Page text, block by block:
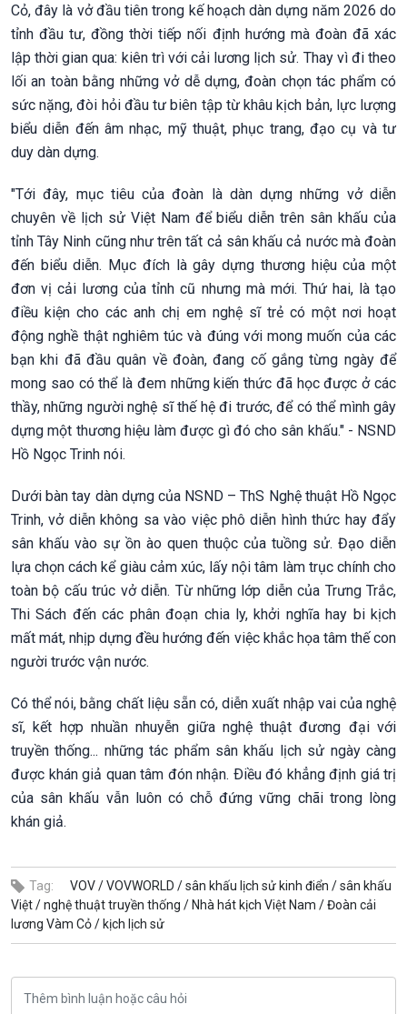
Cỏ, đây là vở đầu tiên trong kế hoạch dàn dựng năm 2026 do
tỉnh đầu tư, đồng thời tiếp nối định hướng mà đoàn đã xác
lập thời gian qua: kiên trì với cải lương lịch sử. Thay vì đi theo
lối an toàn bằng những vở dễ dựng, đoàn chọn tác phẩm có
sức nặng, đòi hỏi đầu tư biên tập từ khâu kịch bản, lực lượng
biểu diễn đến âm nhạc, mỹ thuật, phục trang, đạo cụ và tư
duy dàn dựng.
"Tới đây, mục tiêu của đoàn là dàn dựng những vở diễn
chuyên về lịch sử Việt Nam để biểu diễn trên sân khấu của
tỉnh Tây Ninh cũng như trên tất cả sân khấu cả nước mà đoàn
đến biểu diễn. Mục đích là gây dựng thương hiệu của một
đơn vị cải lương của tỉnh cũ nhưng mà mới. Thứ hai, là tạo
điều kiện cho các anh chị em nghệ sĩ trẻ có một nơi hoạt
động nghề thật nghiêm túc và đúng với mong muốn của các
bạn khi đã đầu quân về đoàn, đang cố gắng từng ngày để
mong sao có thể là đem những kiến thức đã học được ở các
thầy, những người nghệ sĩ thế hệ đi trước, để có thể mình gây
dựng một thương hiệu làm được gì đó cho sân khấu." - NSND
Hồ Ngọc Trinh nói.
Dưới bàn tay dàn dựng của NSND – ThS Nghệ thuật Hồ Ngọc
Trinh, vở diễn không sa vào việc phô diễn hình thức hay đẩy
sân khấu vào sự ồn ào quen thuộc của tuồng sử. Đạo diễn
lựa chọn cách kể giàu cảm xúc, lấy nội tâm làm trục chính cho
toàn bộ cấu trúc vở diễn. Từ những lớp diễn của Trưng Trắc,
Thi Sách đến các phân đoạn chia ly, khởi nghĩa hay bi kịch
mất mát, nhịp dựng đều hướng đến việc khắc họa tâm thế con
người trước vận nước.
Có thể nói, bằng chất liệu sẵn có, diễn xuất nhập vai của nghệ
sĩ, kết hợp nhuần nhuyễn giữa nghệ thuật đương đại với
truyền thống... những tác phẩm sân khấu lịch sử ngày càng
được khán giả quan tâm đón nhận. Ðiều đó khẳng định giá trị
của sân khấu vẫn luôn có chỗ đứng vững chãi trong lòng
khán giả.
Tag: VOV /VOVWORLD /sân khấu lịch sử kinh điển /sân khấu
Việt /nghệ thuật truyền thống / Nhà hát kịch Việt Nam /Đoàn cải
lương Vàm Cỏ / kịch lịch sử